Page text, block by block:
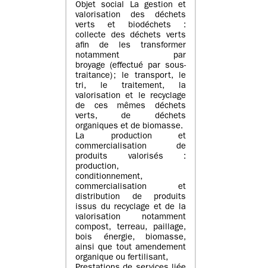
Objet social La gestion et
valorisation des déchets
verts et biodéchets :
collecte des déchets verts
afin de les transformer
notamment par
broyage (effectué par sous-
traitance) ; le transport, le
tri, le traitement, la
valorisation et le recyclage
de ces mêmes déchets
verts, de déchets
organiques et de biomasse.
La production et
commercialisation de
produits valorisés :
production,
conditionnement,
commercialisation et
distribution de produits
issus du recyclage et de la
valorisation notamment
compost, terreau, paillage,
bois énergie, biomasse,
ainsi que tout amendement
organique ou fertilisant,